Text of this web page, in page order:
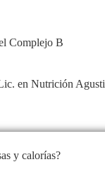
Complejo B
en Nutrición
y calorías?